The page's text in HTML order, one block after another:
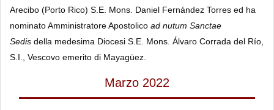
Arecibo (Porto Rico) S.E. Mons. Daniel Fernández Torres ed ha
nominato Amministratore Apostolico ad nutum Sanctae
Sedis della medesima Diocesi S.E. Mons. Álvaro Corrada del Río,
S.I., Vescovo emerito di Mayagüez.
Marzo 2022